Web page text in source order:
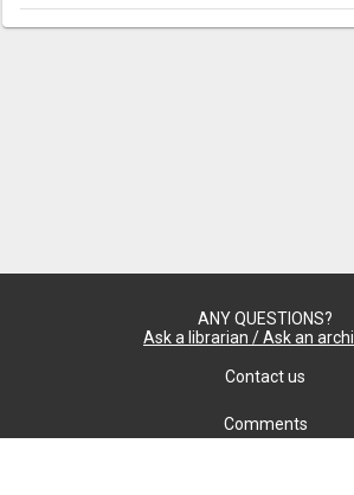
ANY QUESTIONS?
Ask a librarian / Ask an
Contact us
Comments